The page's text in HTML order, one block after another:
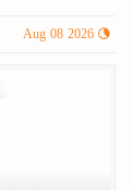
Aug 08 2026